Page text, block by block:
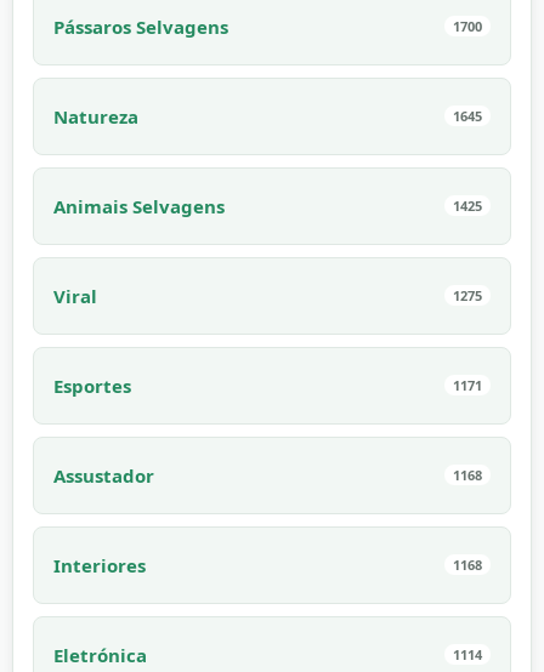
Pássaros Selvagens 1700
Natureza 1645
Animais Selvagens 1425
Viral 1275
Esportes 1171
Assustador 1168
Interiores 1168
Eletrónica 1114